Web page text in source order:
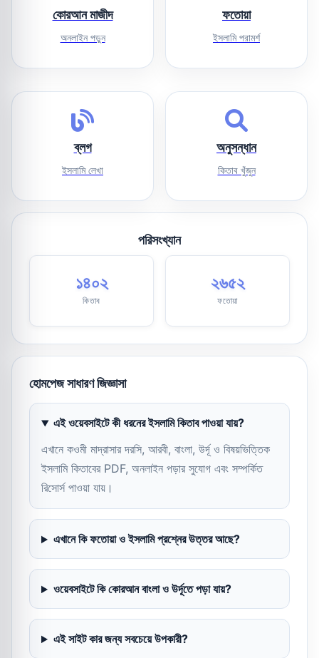
কোরআন মাজীদ
অনলাইন পড়ুন
ফতোয়া
ইসলামি পরামর্শ
ব্লগ
ইসলামি লেখা
অনুসন্ধান
কিতাব খুঁজুন
পরিসংখ্যান
১৪০২
কিতাব
২৬৫২
ফতোয়া
হোমপেজ সাধারণ জিজ্ঞাসা
এই ওয়েবসাইটে কী ধরনের ইসলামি কিতাব পাওয়া যায়?
এখানে কওমী মাদ্রাসার দরসি, আরবী, বাংলা, উর্দূ ও বিষয়ভিত্তিক
ইসলামি কিতাবের PDF, অনলাইন পড়ার সুযোগ এবং সম্পর্কিত
রিসোর্স পাওয়া যায়।
এখানে কি ফতোয়া ও ইসলামি প্রশ্নের উত্তর আছে?
ওয়েবসাইটে কি কোরআন বাংলা ও উর্দূতে পড়া যায়?
এই সাইট কার জন্য সবচেয়ে উপকারী?